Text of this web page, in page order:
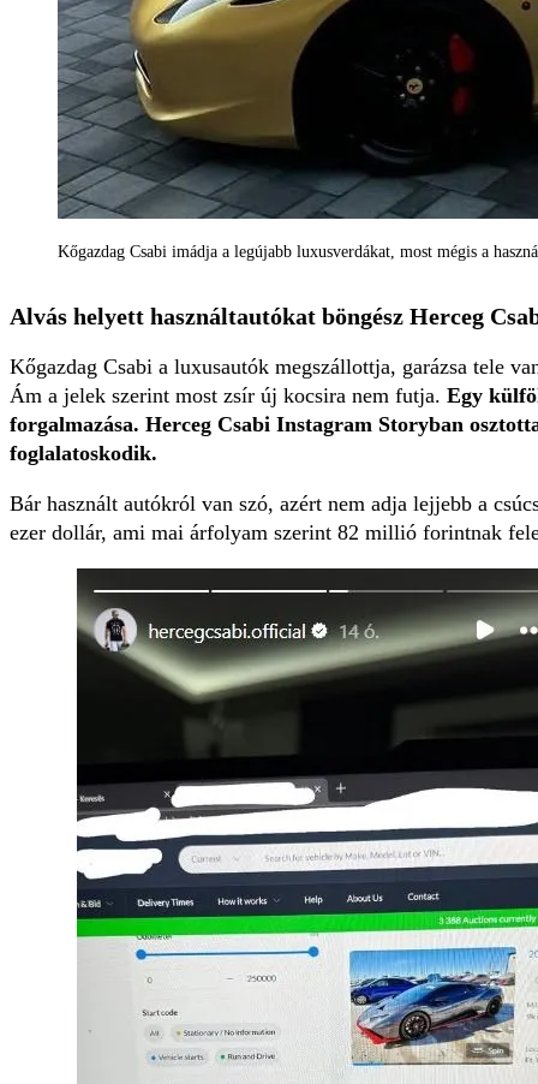
Kőgazdag Csabi imádja a legújabb luxusverdákat, most mégis a
Alvás helyett használtautókat böngész Herceg
Kőgazdag Csabi a luxusautók megszállottja, garázsa tele
Ám a jelek szerint most zsír új kocsira nem futja. Egy
forgalmazása. Herceg Csabi Instagram Storyban
foglalatoskodik.
Bár használt autókról van szó, azért nem adja lejjebb a
ezer dollár, ami mai árfolyam szerint 82 millió forintnak